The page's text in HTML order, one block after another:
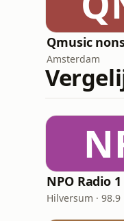
Qmusic
Amsterdam
NPO Radio 1
Hilversum · 98.9